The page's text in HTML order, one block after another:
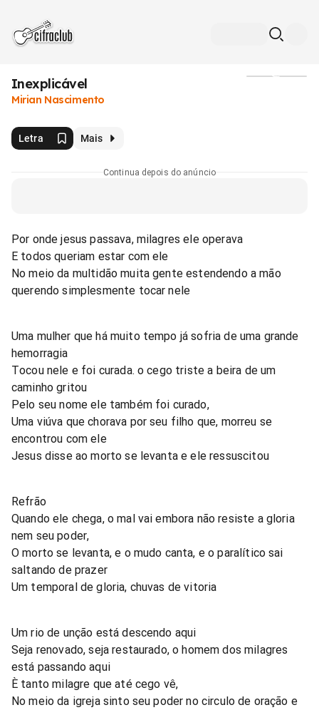
Inexplicável
Mirian Nascimento
Letra Mais
Continua depois do anúncio
Por onde jesus passava, milagres ele operava
E todos queriam estar com ele
No meio da multidão muita gente estendendo a mão
querendo simplesmente tocar nele
Uma mulher que há muito tempo já sofria de uma grande
hemorragia
Tocou nele e foi curada. o cego triste a beira de um
caminho gritou
Pelo seu nome ele também foi curado,
Uma viúva que chorava por seu filho que, morreu se
encontrou com ele
Jesus disse ao morto se levanta e ele ressuscitou
Refrão
Quando ele chega, o mal vai embora não resiste a gloria
nem seu poder,
O morto se levanta, e o mudo canta, e o paralítico sai
saltando de prazer
Um temporal de gloria, chuvas de vitoria
Um rio de unção está descendo aqui
Seja renovado, seja restaurado, o homem dos milagres
está passando aqui
È tanto milagre que até cego vê,
No meio da igreja sinto seu poder no circulo de oração e